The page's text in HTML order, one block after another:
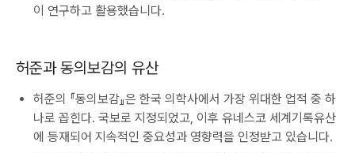
이 연구하고 활용했습니다.
허준과 동의보감의 유산
허준의 『동의보감』은 한국 의학사에서 가장 위대한 업적 중 하
나로 꼽힌다. 국보로 지정되었고, 이후 유네스코 세계기록유산
에 등재되어 지속적인 중요성과 영향력을 인정받고 있습니다.